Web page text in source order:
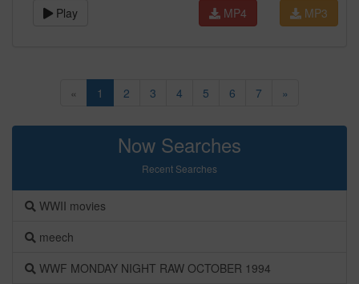
Play MP3
MP4
« 1 2 3 4 5 6 7 »
Now Searches
Recent Searches
WWII movies
meech
WWF MONDAY NIGHT RAW OCTOBER 1994